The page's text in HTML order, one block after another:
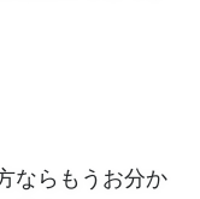
ならもうお分か